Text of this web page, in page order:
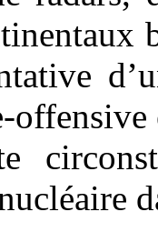
offensive